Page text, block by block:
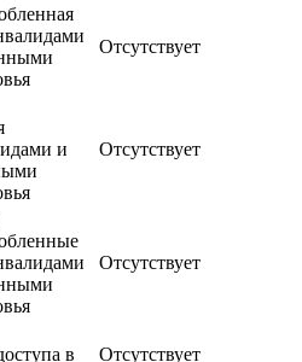
Отсутствует
и
Отсутствует
Отсутствует
в
Отсутствует